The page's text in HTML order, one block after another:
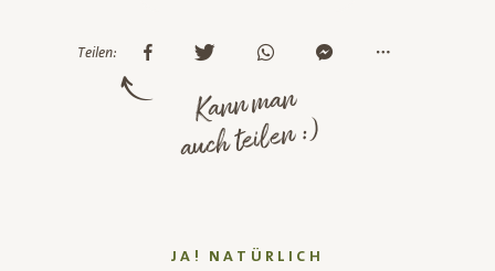
Teilen:
Kann man
auch teilen :)
JA! NATÜRLICH